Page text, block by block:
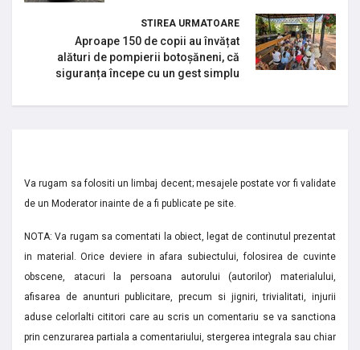
STIREA URMATOARE
Aproape 150 de copii au învățat
alături de pompierii botoșăneni, că
siguranța începe cu un gest simplu
Va rugam sa folositi un limbaj decent; mesajele postate vor fi validate
de un Moderator inainte de a fi publicate pe site.
NOTA: Va rugam sa comentati la obiect, legat de continutul prezentat
in material. Orice deviere in afara subiectului, folosirea de cuvinte
obscene, atacuri la persoana autorului (autorilor) materialului,
afisarea de anunturi publicitare, precum si jigniri, trivialitati, injurii
aduse celorlalti cititori care au scris un comentariu se va sanctiona
prin cenzurarea partiala a comentariului, stergerea integrala sau chiar